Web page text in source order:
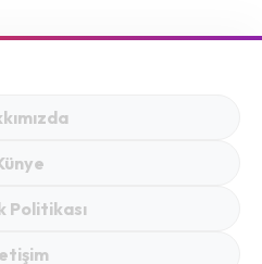
Ev Ekonomisi Analizi
Politikası